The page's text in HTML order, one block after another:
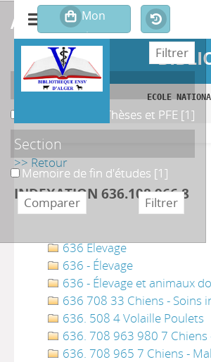
ECOLE
>> Retour
INDEXATION 636.108 966 8
636 Elevage
636 - Élevage
636 - Élevage et animaux
636 708 33 Chiens - Soins
636. 508 4 Volaille Poulets
636. 708 963 980 7 Chiens
636. 708 965 7 Chiens -
affiner ou comparer
Localisation
B. Magasin des Thèses et PFE
B. Magasin des Thèses et PFE [1]
Section
Memoire de fin d'études
Memoire de fin d'études [1]